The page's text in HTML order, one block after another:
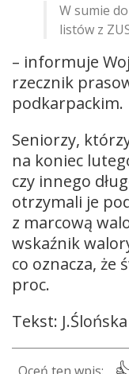
W sumie
listów z
– informuje
rzecznik
podkarpackim.
Seniorzy,
na koniec
czy innego
otrzymali je
z marcową
wskaźnik
co oznacza, że
proc.
Tekst: J.Ślońska